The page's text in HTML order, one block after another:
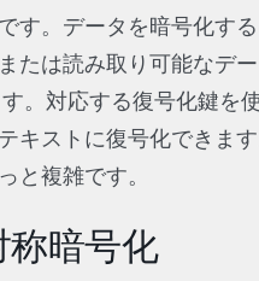
す。データを暗号化す
たは読み取り可能なデ
。対応する復号化鍵を
キストに復号化できま
と複雑です。
暗号化